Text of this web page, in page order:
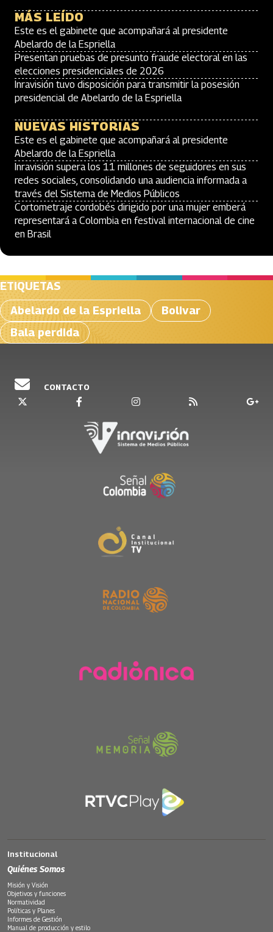
MÁS LEÍDO
Este es el gabinete que acompañará al presidente
Abelardo de la Espriella
Presentan pruebas de presunto fraude electoral en las
elecciones presidenciales de 2026
Inravisión tuvo disposición para transmitir la posesión
presidencial de Abelardo de la Espriella
NUEVAS HISTORIAS
Este es el gabinete que acompañará al presidente
Abelardo de la Espriella
Inravisión supera los 11 millones de seguidores en sus
redes sociales, consolidando una audiencia informada a
través del Sistema de Medios Públicos
Cortometraje cordobés dirigido por una mujer emberá
representará a Colombia en festival internacional de cine
en Brasil
ETIQUETAS
Abelardo de la Espriella
Bolivar
Bala perdida
CONTACTO
Institucional
Quiénes Somos
Misión y Visión
Objetivos y funciones
Normatividad
Políticas y Planes
Informes de Gestión
Manual de producción y estilo